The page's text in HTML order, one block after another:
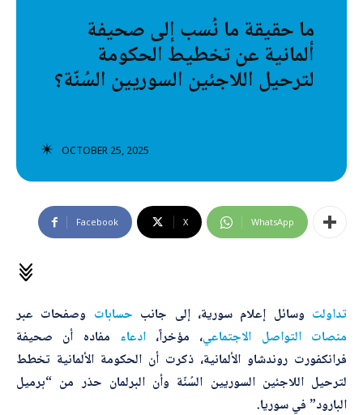
تصنيفات إضافية
المعلومات الخاطئة
المعلومات المضللة
رئيسية
ما حقيقة ما نُسب إلى صحيفة
ألمانية عن تخطيط الحكومة
لترحيل اللاجئين السوريين السُنّة؟
OCTOBER 25, 2025
Facebook X WhatsApp
تداولت وسائل إعلام سورية، إلى جانب حسابات وصفحات عبر
منصات التواصل الاجتماعي، مؤخراً،ادعاء مفاده أن صحيفة
فرانكفورت روندشاو الألمانية، ذكرت أن الحكومة الألمانية تخطط
لترحيل اللاجئين السوريين السُنّة وأن البرلمان حذر من “برميل
البارود” في سوريا.